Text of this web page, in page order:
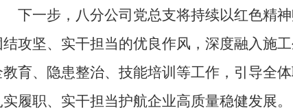
一步，八分公司党总支将持续以红色精神
结攻坚、实干担当的优良作风，深度融入施
教育、隐患整治、技能培训等工作，引导全
实履职、实干担当护航企业高质量稳健发展。